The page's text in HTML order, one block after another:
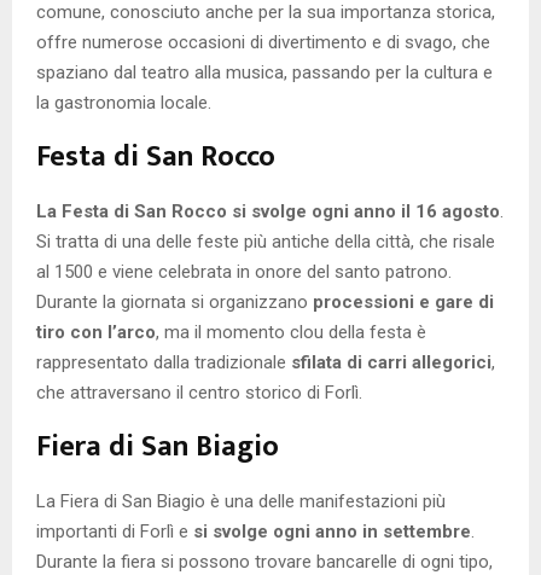
comune, conosciuto anche per la sua importanza storica,
offre numerose occasioni di divertimento e di svago, che
spaziano dal teatro alla musica, passando per la cultura e
la gastronomia locale.
Festa di San Rocco
La Festa di San Rocco si svolge ogni anno il 16 agosto.
Si tratta di una delle feste più antiche della città, che risale
al 1500 e viene celebrata in onore del santo patrono.
Durante la giornata si organizzano processioni e gare di
tiro con l’arco, ma il momento clou della festa è
rappresentato dalla tradizionale sfilata di carri allegorici,
che attraversano il centro storico di Forlì.
Fiera di San Biagio
La Fiera di San Biagio è una delle manifestazioni più
importanti di Forlì e si svolge ogni anno in settembre.
Durante la fiera si possono trovare bancarelle di ogni tipo,